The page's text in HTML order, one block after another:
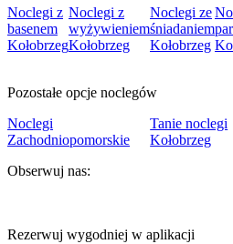
Noclegi z
basenem
Kołobrzeg
Noclegi z
wyżywieniem
Kołobrzeg
Noclegi ze
śniadaniem
Kołobrzeg
Pozostałe opcje noclegów
Noclegi
Zachodniopomorskie
Tanie noclegi
Kołobrzeg
Obserwuj nas:
Rezerwuj wygodniej w aplikacji